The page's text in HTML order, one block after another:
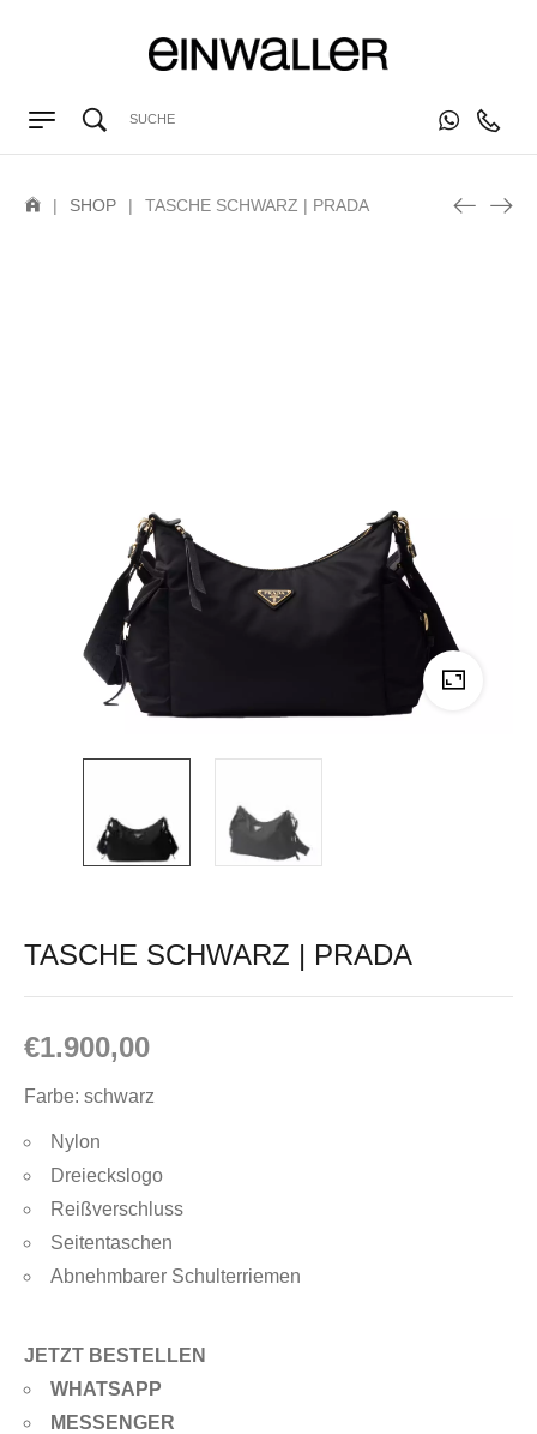
| SHOP | TASCHE SCHWARZ | PRADA
TASCHE SCHWARZ | PRADA
€1.900,00
Farbe: schwarz
Nylon
Dreieckslogo
Reißverschluss
Seitentaschen
Abnehmbarer Schulterriemen
JETZT BESTELLEN
WHATSAPP
MESSENGER